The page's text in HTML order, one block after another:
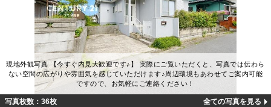
現地外観写真 【今すぐ内見大歓迎です♪】 実際にご覧いただくと、写真では伝わら
ない空間の広がりや雰囲気を感じていただけます♪周辺環境もあわせてご案内可能
ですので、お気軽にご連絡ください！
写真枚数：36枚 全ての写真を見る